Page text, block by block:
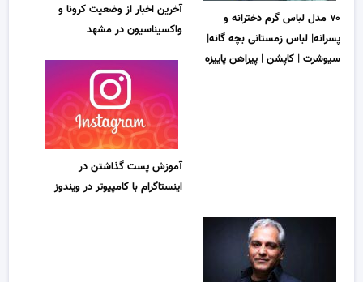
۷۰ مدل لباس گرم دخترانه و
پسرانه| لباس زمستانی بچه گانه|
سیوشرت | کاپشن | پیراهن پاییزه
آخرین اخبار از وضعیت کرونا و
واکسیناسیون در مشهد
آموزش پست گذاشتن در
اینستاگرام با کامپیوتر در ویندوز